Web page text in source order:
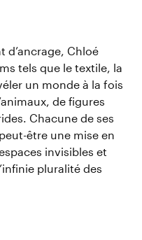
d’ancrage, Chloé
tels que le textile, la
un monde à la fois
de figures
Chacune de ses
être une mise en
invisibles et
pluralité des